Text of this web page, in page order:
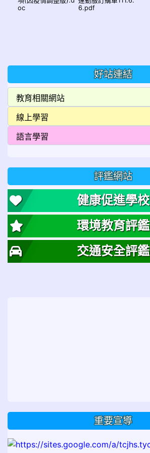
oc
6.pdf
好站連結
評鑑網站
健康促進學校
環境教育評鑑
交通安全評鑑
重要宣導